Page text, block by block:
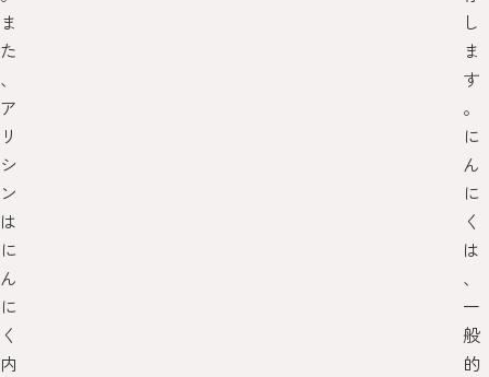
ま
た
、
ア
リ
シ
ン
は
に
ん
に
く
内
し
ま
す
。
に
ん
に
く
は
、
一
般
的